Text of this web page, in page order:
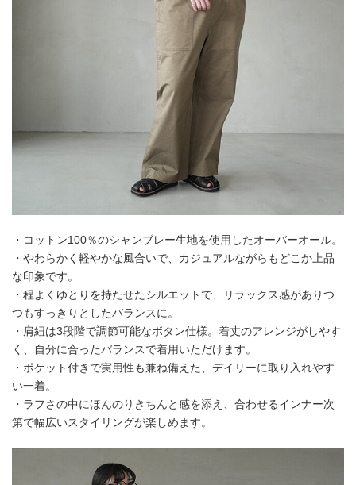
・コットン100％のシャンブレー生地を使用したオーバーオール。
・やわらかく軽やかな風合いで、カジュアルながらもどこか上品
な印象です。
・程よくゆとりを持たせたシルエットで、リラックス感がありつ
つもすっきりとしたバランスに。
・肩紐は3段階で調節可能なボタン仕様。着丈のアレンジがしやす
く、自分に合ったバランスで着用いただけます。
・ポケット付きで実用性も兼ね備えた、デイリーに取り入れやす
い一着。
・ラフさの中にほんのりきちんと感を添え、合わせるインナー次
第で幅広いスタイリングが楽しめます。